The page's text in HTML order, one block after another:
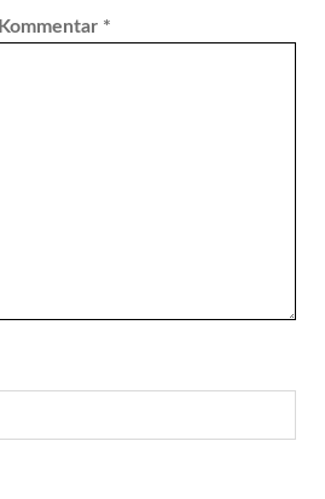
Kommentar *